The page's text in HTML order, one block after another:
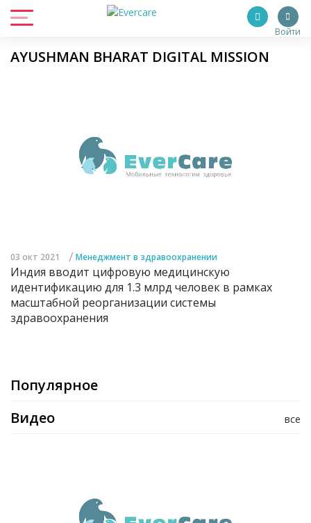
Войти
AYUSHMAN BHARAT DIGITAL MISSION
03 окт 2021 / Менеджмент в здравоохранении
Индия вводит цифровую медицинскую
идентификацию для 1.3 млрд человек в рамках
масштабной реорганизации системы
здравоохранения
Популярное
все
Видео